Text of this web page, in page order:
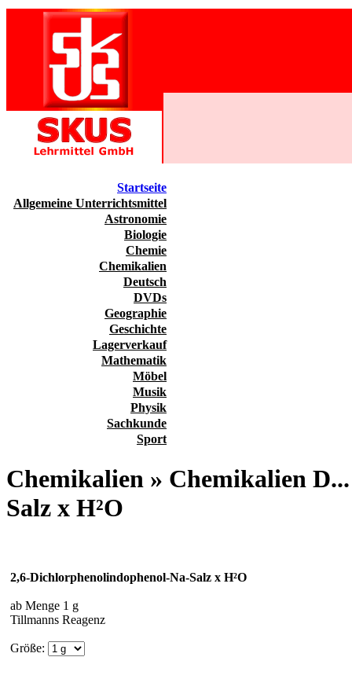
Startseite
Allgemeine Unterrichtsmittel
Astronomie
Biologie
Chemie
Chemikalien
Deutsch
DVDs
Geographie
Geschichte
Lagerverkauf
Mathematik
Möbel
Musik
Physik
Sachkunde
Sport
Chemikalien » Chemikalien
Salz x H²O
2,6-Dichlorphenolindophenol-Na-Salz x H²O
ab Menge 1 g
Tillmanns Reagenz
Größe: